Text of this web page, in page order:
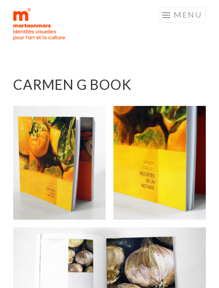
Aller
au
contenu
MARTAONMARS
MENU
CARMEN G BOOK